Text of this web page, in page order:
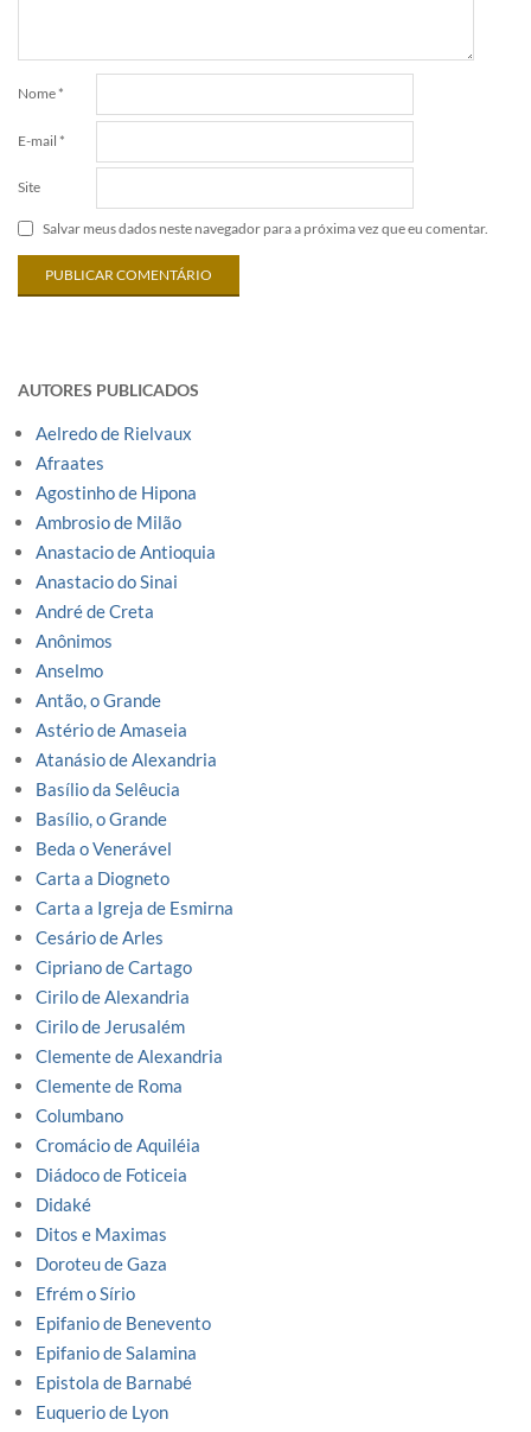
Nome *
E-mail *
Site
Salvar meus dados neste navegador para a próxima vez que eu comentar.
AUTORES PUBLICADOS
Aelredo de Rielvaux
Afraates
Agostinho de Hipona
Ambrosio de Milão
Anastacio de Antioquia
Anastacio do Sinai
André de Creta
Anônimos
Anselmo
Antão, o Grande
Astério de Amaseia
Atanásio de Alexandria
Basílio da Selêucia
Basílio, o Grande
Beda o Venerável
Carta a Diogneto
Carta a Igreja de Esmirna
Cesário de Arles
Cipriano de Cartago
Cirilo de Alexandria
Cirilo de Jerusalém
Clemente de Alexandria
Clemente de Roma
Columbano
Cromácio de Aquiléia
Diádoco de Foticeia
Didaké
Ditos e Maximas
Doroteu de Gaza
Efrém o Sírio
Epifanio de Benevento
Epifanio de Salamina
Epistola de Barnabé
Euquerio de Lyon